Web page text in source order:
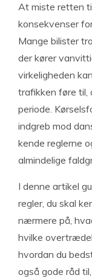
At miste retten
konsekvenser
Mange bilister
der kører
virkeligheden
trafikken føre til,
periode.
indgreb mod
kende reglerne
almindelige
I denne artikel
regler, du skal
nærmere på,
hvilke
hvordan du
også gode råd